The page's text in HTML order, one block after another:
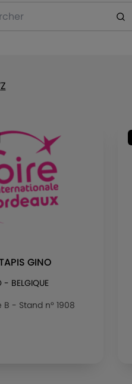
Z
GINO
- BELGIQUE
B - Stand n° 1908